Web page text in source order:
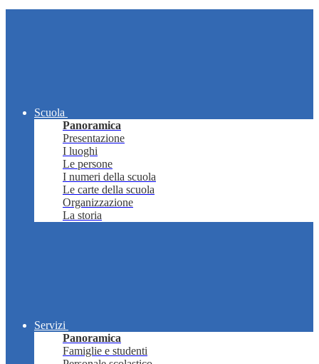
Scuola
Panoramica
Presentazione
I luoghi
Le persone
I numeri della scuola
Le carte della scuola
Organizzazione
La storia
Servizi
Panoramica
Famiglie e studenti